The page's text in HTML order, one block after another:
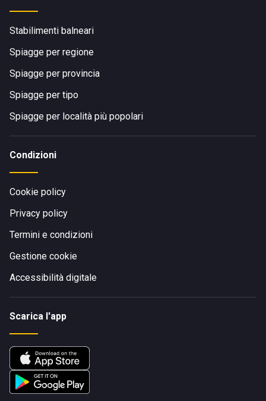
Stabilimenti balneari
Spiagge per regione
Spiagge per provincia
Spiagge per tipo
Spiagge per località più popolari
Condizioni
Cookie policy
Privacy policy
Termini e condizioni
Gestione cookie
Accessibilità digitale
Scarica l'app